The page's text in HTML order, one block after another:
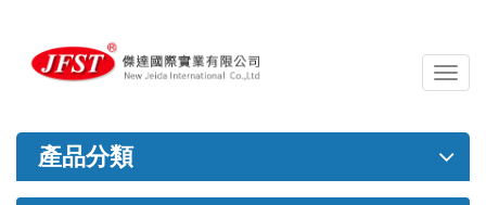
導
覽
關
產品分類